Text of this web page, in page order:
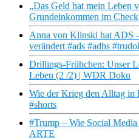
„Das Geld hat mein Leben
Grundeinkommen im Check
Anna von Klinski hat ADS
verändert #ads #adhs
Drillings-Frühchen: Unser
Leben (2 /2) | WDR Doku
Wie der Krieg den Alltag in
#shorts
#Trump – Wie Social
ARTE